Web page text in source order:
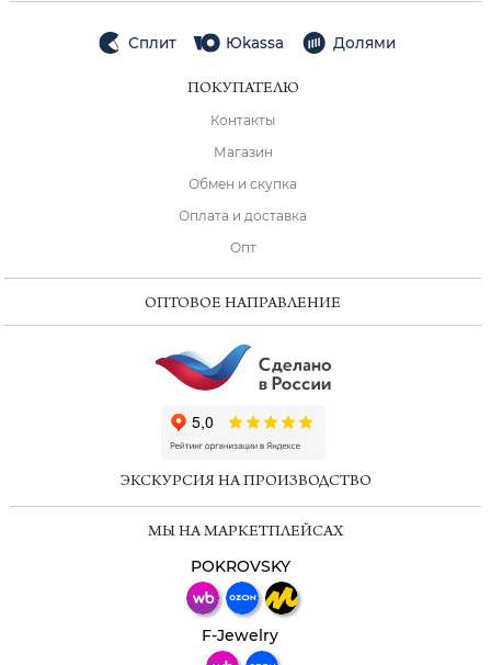
Сплит Юkassa Долями
ПОКУПАТЕЛЮ
Контакты
Магазин
Обмен и скупка
Оплата и доставка
Опт
ОПТОВОЕ НАПРАВЛЕНИЕ
ЭКСКУРСИЯ НА ПРОИЗВОДСТВО
МЫ НА МАРКЕТПЛЕЙСАХ
POKROVSKY
F-Jewelry